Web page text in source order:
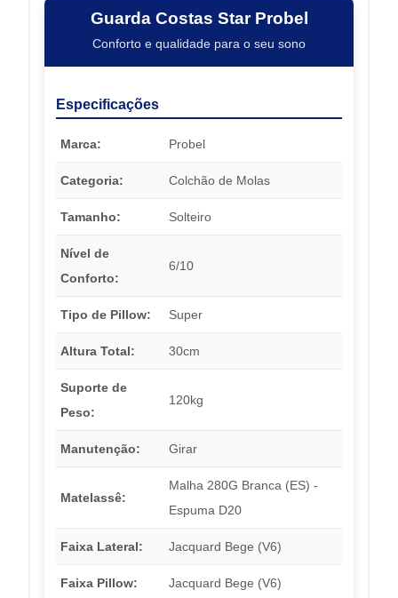
Guarda Costas Star Probel
Conforto e qualidade para o seu sono
Especificações
Marca: Probel
Categoria: Colchão de Molas
Tamanho: Solteiro
Nível de
Conforto:
6/10
Tipo de Pillow: Super
Altura Total: 30cm
Suporte de
Peso:
120kg
Manutenção: Girar
Matelassê:
Malha 280G Branca (ES) -
Espuma D20
Faixa Lateral: Jacquard Bege (V6)
Faixa Pillow: Jacquard Bege (V6)